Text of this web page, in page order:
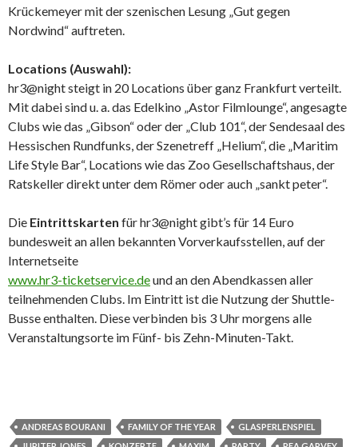
Krückemeyer mit der szenischen Lesung „Gut gegen
Nordwind“ auftreten.
Locations (Auswahl):
hr3@night steigt in 20 Locations über ganz Frankfurt verteilt.
Mit dabei sind u. a. das Edelkino „Astor Filmlounge“, angesagte
Clubs wie das „Gibson“ oder der „Club 101“, der Sendesaal des
Hessischen Rundfunks, der Szenetreff „Helium“, die „Maritim
Life Style Bar“, Locations wie das Zoo Gesellschaftshaus, der
Ratskeller direkt unter dem Römer oder auch „sankt peter“.
Die Eintrittskarten für hr3@night gibt’s für 14 Euro
bundesweit an allen bekannten Vorverkaufsstellen, auf der
Internetseite
www.hr3-ticketservice.deund an den Abendkassen aller
teilnehmenden Clubs. Im Eintritt ist die Nutzung der Shuttle-
Busse enthalten. Diese verbinden bis 3 Uhr morgens alle
Veranstaltungsorte im Fünf- bis Zehn-Minuten-Takt.
ANDREAS BOURANI FAMILY OF THE YEAR
GLASPERLENSPIEL